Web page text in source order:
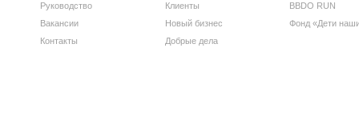
Руководство
Вакансии
Контакты
Клиенты
Новый бизнес
Добрые дела
BBDO RUN
Фонд «Дети